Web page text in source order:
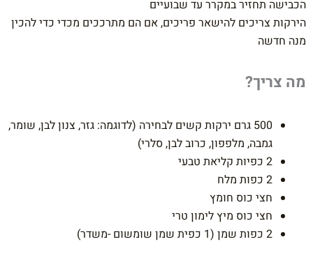
הכבישה תחזיר במקרר עד שבועיים
הירקות צריכים להישאר פריכים, אם הם מתרככים מכדי כדי להכין
מנה חדשה
מה צריך?
500 גרם ירקות קשים לבחירה (לדוגמה: גזר, צנון לבן, שומר,
גמבה, מלפפון, כרוב לבן, סלרי)
2 כפיות קליאת טבעי
2 כפות מלח
חצי כוס חומץ
חצי כוס מיץ לימון טרי
2 כפות שמן (1 כפית שמן שומשום -משדר)